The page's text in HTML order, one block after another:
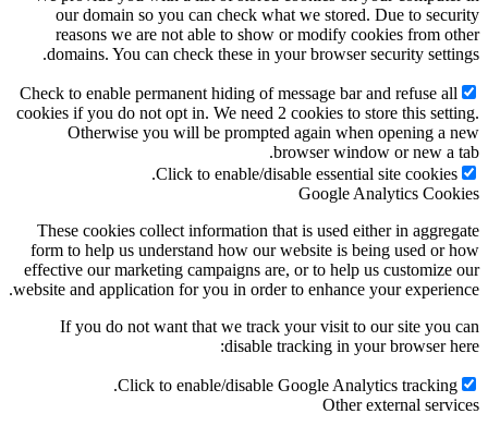
our domain so you can check what we stored. Due to
reasons we are not able to show or modify cookies from
domains. You can check these in your browser security
Check to enable permanent hiding of message bar and refuse
cookies if you do not opt in. We need 2 cookies to store this
Otherwise you will be prompted again when opening a
browser window or new a
Click to enable/disable essential site
Google Analytics
These cookies collect information that is used either in
form to help us understand how our website is being used or
effective our marketing campaigns are, or to help us
website and application for you in order to enhance your
If you do not want that we track your visit to our site you
disable tracking in your browser
Click to enable/disable Google Analytics
Other external